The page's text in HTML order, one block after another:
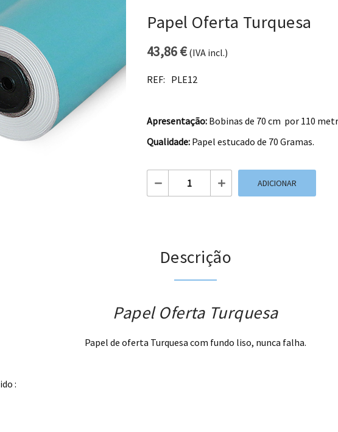
Papel Oferta Turquesa
43,86€(IVA incl.)
REF: PLE12
Apresentação: Bobinas de 70 cm por 110
Qualidade: Papel estucado de 70 Gramas.
Quantidade de Papel Oferta Turquesa
ADICIONAR
Descrição
Papel Oferta Turquesa
Papel de oferta Turquesa com fundo liso, nunca falha.
: